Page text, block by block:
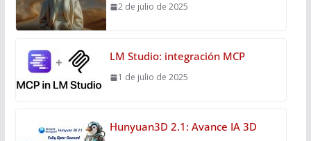
2 de julio de 2025
LM Studio: integración MCP
1 de julio de 2025
Hunyuan3D 2.1: Avance IA 3D